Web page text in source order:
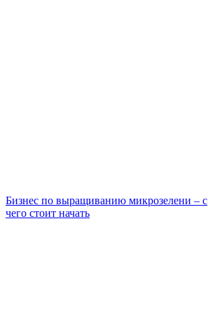
Бизнес по выращиванию микрозелени – с
чего стоит начать